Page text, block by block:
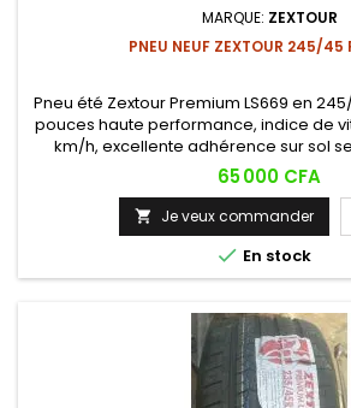
MARQUE: ZEXTOUR
PNEU NEUF ZEXTOUR 245/45
Pneu été Zextour Premium LS669 en 245/
pouces haute performance, indice de
km/h, excellente adhérence sur sol
berlines premium et SUV
Prix
65 000 CFA
 Je veux commander
 En stock